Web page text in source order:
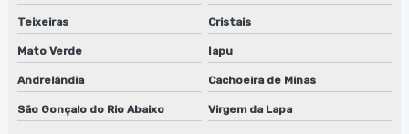
Teixeiras Cristais
Mato Verde Iapu
Andrelândia Cachoeira de Minas
São Gonçalo do Rio Abaixo Virgem da Lapa